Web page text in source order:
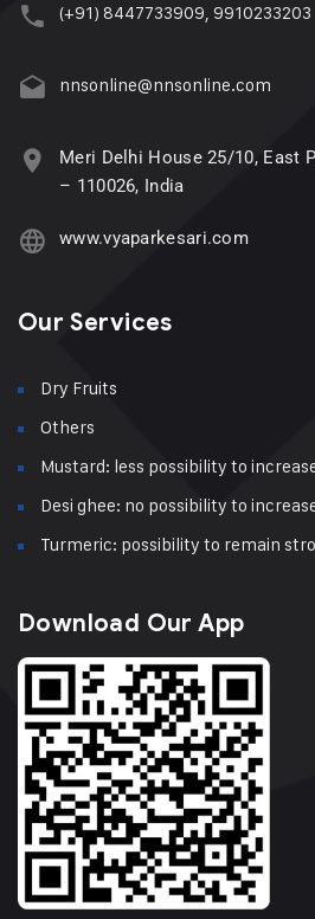
(+91) 8447733909, 9910233203
nnsonline@nnsonline.com
Meri Delhi House 25/10, East
– 110026, India
www.vyaparkesari.com
Our Services
Dry Fruits
Others
Mustard: less possibility to
Desi ghee: no possibility to
Turmeric: possibility to remain
Download Our App